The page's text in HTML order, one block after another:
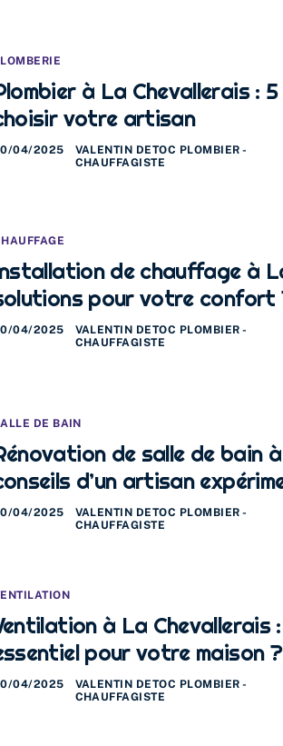
à La Chevallerais :
votre artisan
04/2025
VALENTIN DETOC PLOMBIER -
CHAUFFAGISTE
de chauffage à
pour votre confort
04/2025
VALENTIN DETOC PLOMBIER -
CHAUFFAGISTE
DE BAIN
de salle de bain
d’un artisan
04/2025
VALENTIN DETOC PLOMBIER -
CHAUFFAGISTE
à La Chevallerais
pour votre maison ?
04/2025
VALENTIN DETOC PLOMBIER -
CHAUFFAGISTE